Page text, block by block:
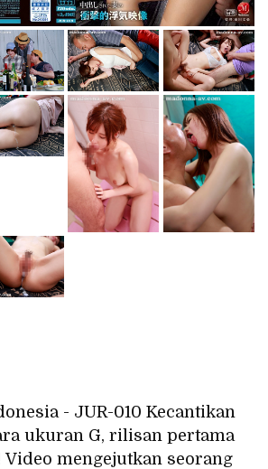
- JUR-010 Kecantikan
ukuran G, rilisan pertama
mengejutkan seorang